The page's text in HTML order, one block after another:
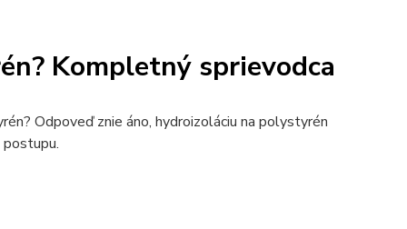
Kompletný sprievodca
Odpoveď znie áno, hydroizoláciu na polystyrén